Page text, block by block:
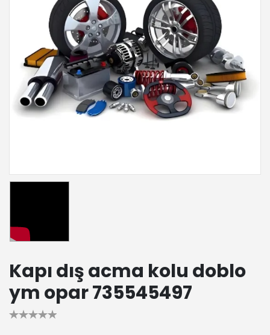
Kapı dış acma kolu doblo
ym opar 735545497